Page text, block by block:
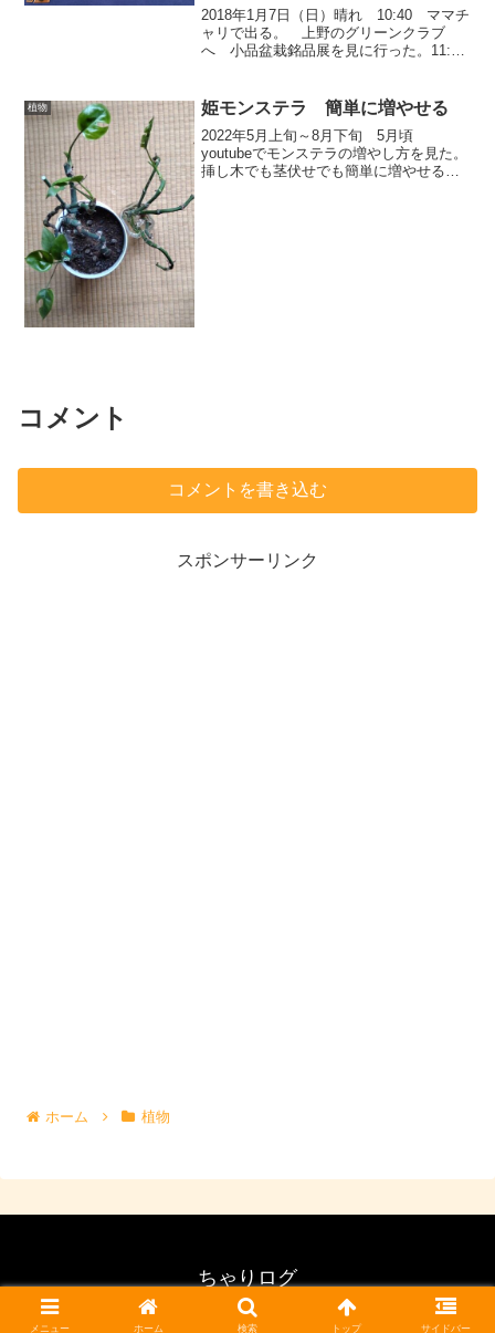
2018年1月7日（日）晴れ 10:40 ママチ
ャリで出る。 上野のグリーンクラブ
へ 小品盆栽銘品展を見に行った。11:40
さかった。小品と言っても15㎝前後の樹
高と...
植物 姫モンステラ 簡単に増やせる
2022年5月上旬～8月下旬 5月頃
youtubeでモンステラの増やし方を見た。
挿し木でも茎伏せでも簡単に増やせる様
コメント
コメントを書き込む
スポンサーリンク
ホーム 植物
ちゃりログ
© 2015 ちゃりログ.
メニュー ホーム 検索 トップ サイドバー